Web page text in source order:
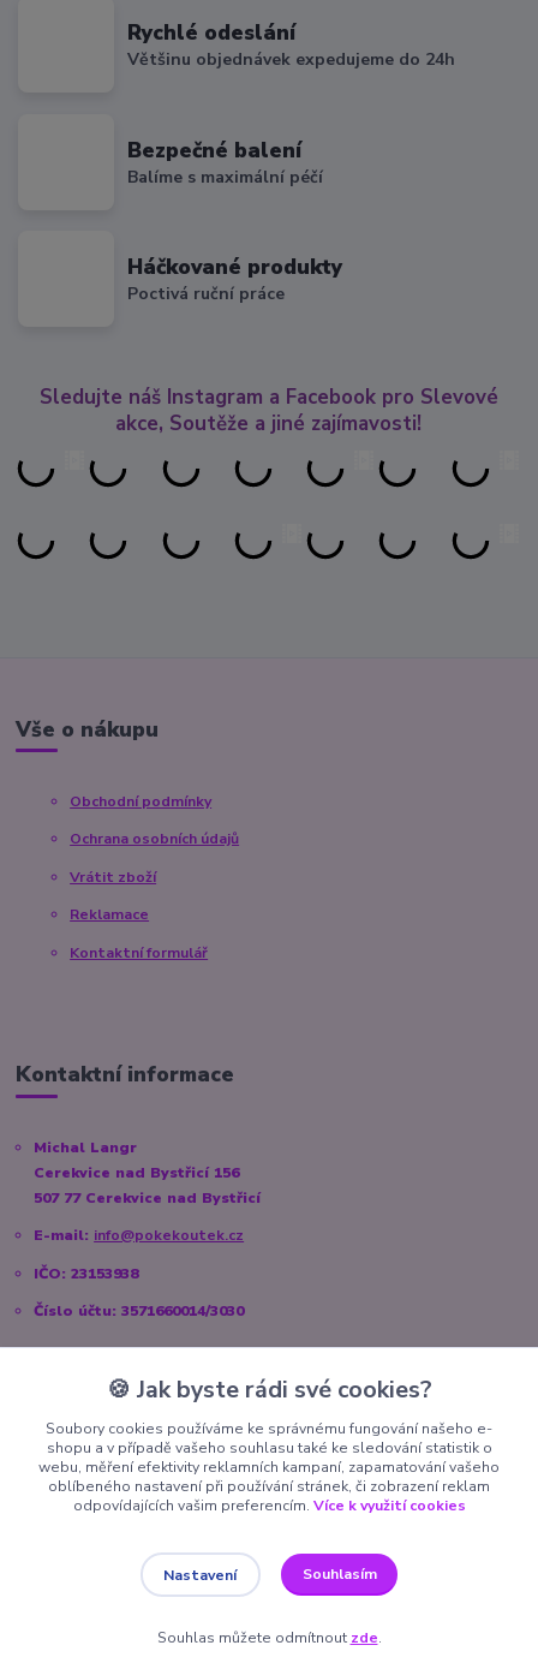
Rychlé odeslání
Většinu objednávek expedujeme do 24h
Bezpečné balení
Balíme s maximální péčí
Háčkované produkty
Poctivá ruční práce
Sledujte náš Instagram a Facebook pro Slevové
akce, Soutěže a jiné zajímavosti!
Vše o nákupu
Obchodní podmínky
Ochrana osobních údajů
Vrátit zboží
Reklamace
Kontaktní formulář
Kontaktní informace
Michal Langr
Cerekvice nad Bystřicí 156
507 77 Cerekvice nad Bystřicí
E-mail: info@pokekoutek.cz
IČO: 23153938
Číslo účtu: 3571660014/3030
Sociální sítě
Instagram:@pokekoutek.cz
Facebook:@PokeKoutek.cz
Vytvořeno na
Eshop-rychle.cz
🍪 Jak byste rádi své cookies?
Soubory cookies používáme ke správnému fungování našeho e-
shopu a v případě vašeho souhlasu také ke sledování statistik o
webu, měření efektivity reklamních kampaní, zapamatování vašeho
oblíbeného nastavení při používání stránek, či zobrazení reklam
odpovídajících vašim preferencím. Více k využití cookies
Nastavení Souhlasím
Souhlas můžete odmítnout zde.